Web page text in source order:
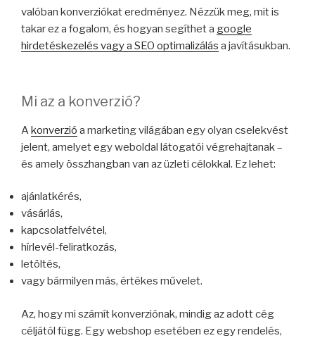
valóban konverziókat eredményez. Nézzük meg, mit is
takar ez a fogalom, és hogyan segíthet a google
hirdetéskezelés vagy a SEO optimalizálás a javításukban.
Mi az a konverzió?
Akonverzió a marketing világában egy olyan cselekvést
jelent, amelyet egy weboldal látogatói végrehajtanak –
és amely összhangban van az üzleti célokkal. Ez lehet:
ajánlatkérés,
vásárlás,
kapcsolatfelvétel,
hírlevél-feliratkozás,
letöltés,
vagy bármilyen más, értékes művelet.
Az, hogy mi számít konverziónak, mindig az adott cég
céljától függ. Egy webshop esetében ez egy rendelés,